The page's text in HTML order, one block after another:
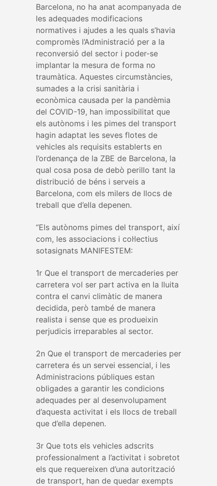
Barcelona, no ha anat acompanyada de
les adequades modificacions
normatives i ajudes a les quals s’havia
compromès l’Administració per a la
reconversió del sector i poder-se
implantar la mesura de forma no
traumàtica. Aquestes circumstàncies,
sumades a la crisi sanitària i
econòmica causada per la pandèmia
del COVID-19, han impossibilitat que
els autònoms i les pimes del transport
hagin adaptat les seves flotes de
vehicles als requisits establerts en
l’ordenança de la ZBE de Barcelona, la
qual cosa posa de debò perillo tant la
distribució de béns i serveis a
Barcelona, com els milers de llocs de
treball que d’ella depenen.
“Els autònoms pimes del transport, així
com, les associacions i col·lectius
sotasignats MANIFESTEM:
1r Que el transport de mercaderies per
carretera vol ser part activa en la lluita
contra el canvi climàtic de manera
decidida, però també de manera
realista i sense que es produeixin
perjudicis irreparables al sector.
2n Que el transport de mercaderies per
carretera és un servei essencial, i les
Administracions públiques estan
obligades a garantir les condicions
adequades per al desenvolupament
d’aquesta activitat i els llocs de treball
que d’ella depenen.
3r Que tots els vehicles adscrits
professionalment a l’activitat i sobretot
els que requereixen d’una autorització
de transport, han de quedar exempts